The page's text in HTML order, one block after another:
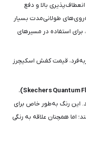
بالا و دفع
طولانی‌مدت بسیار
استفاده در مسیرهای
قیمت کفش اسکیچرز
،
این رنگ به‌طور خاص برای
اما همچنان علاقه به رنگی